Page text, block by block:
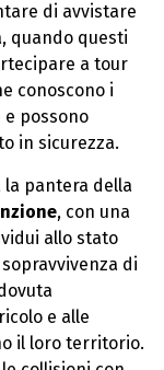
di avvistare
quando questi
a tour
conoscono i
possono
in sicurezza.
la pantera della
, con una
allo stato
di
e alle
il loro territorio.